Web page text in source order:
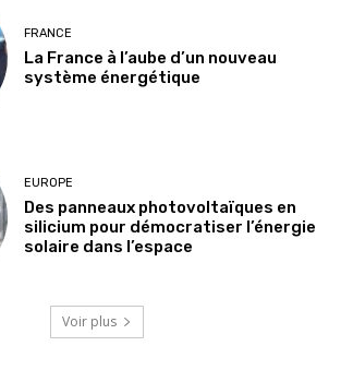
FRANCE
La France à l’aube d’un nouveau
système énergétique
EUROPE
Des panneaux photovoltaïques en
silicium pour démocratiser l’énergie
solaire dans l’espace
Voir plus